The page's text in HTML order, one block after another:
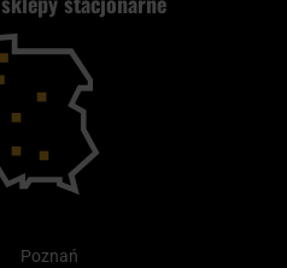
Poznań